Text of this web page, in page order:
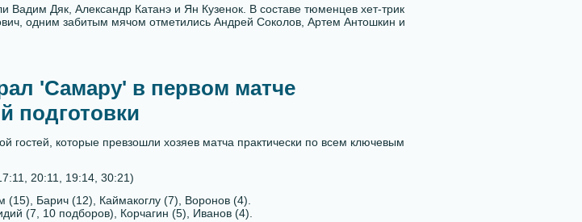
Вадим Дяк, Александр Катанэ и Ян Кузенок. В составе тюменцев хет-трик
одним забитым мячом отметились Андрей Соколов, Артем Антошкин и
'Самару' в первом матче
подготовки
гостей, которые превзошли хозяев матча практически по всем ключевым
20:11, 19:14, 30:21)
Барич (12), Каймакоглу (7), Воронов (4).
(7, 10 подборов), Корчагин (5), Иванов (4).